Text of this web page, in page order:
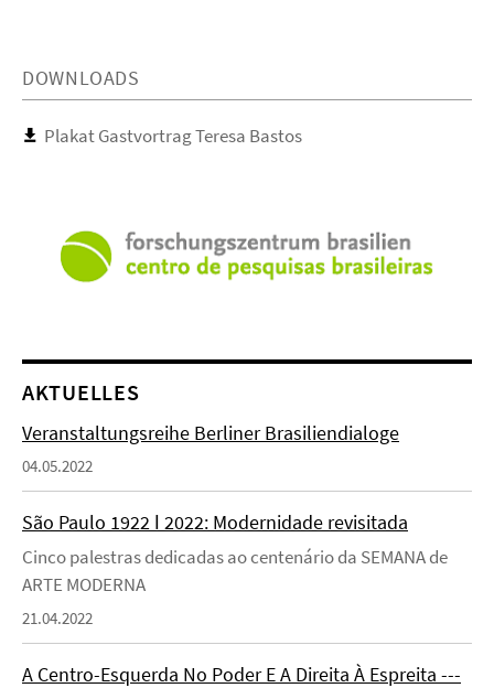
DOWNLOADS
Plakat Gastvortrag Teresa Bastos
AKTUELLES
Veranstaltungsreihe Berliner Brasiliendialoge
04.05.2022
São Paulo 1922 ǀ 2022: Modernidade revisitada
Cinco palestras dedicadas ao centenário da SEMANA de
ARTE MODERNA
21.04.2022
A Centro-Esquerda No Poder E A Direita À Espreita ---